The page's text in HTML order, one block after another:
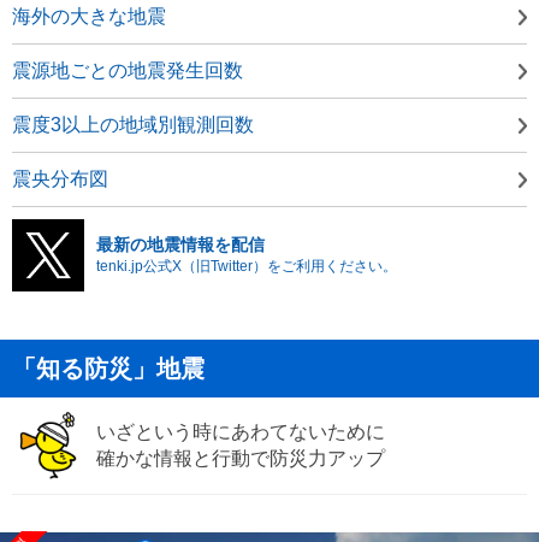
海外の大きな地震
震源地ごとの地震発生回数
震度3以上の地域別観測回数
震央分布図
最新の地震情報を配信
tenki.jp公式X（旧Twitter）をご利用ください。
「知る防災」地震
いざという時にあわてないために
確かな情報と行動で防災力アップ